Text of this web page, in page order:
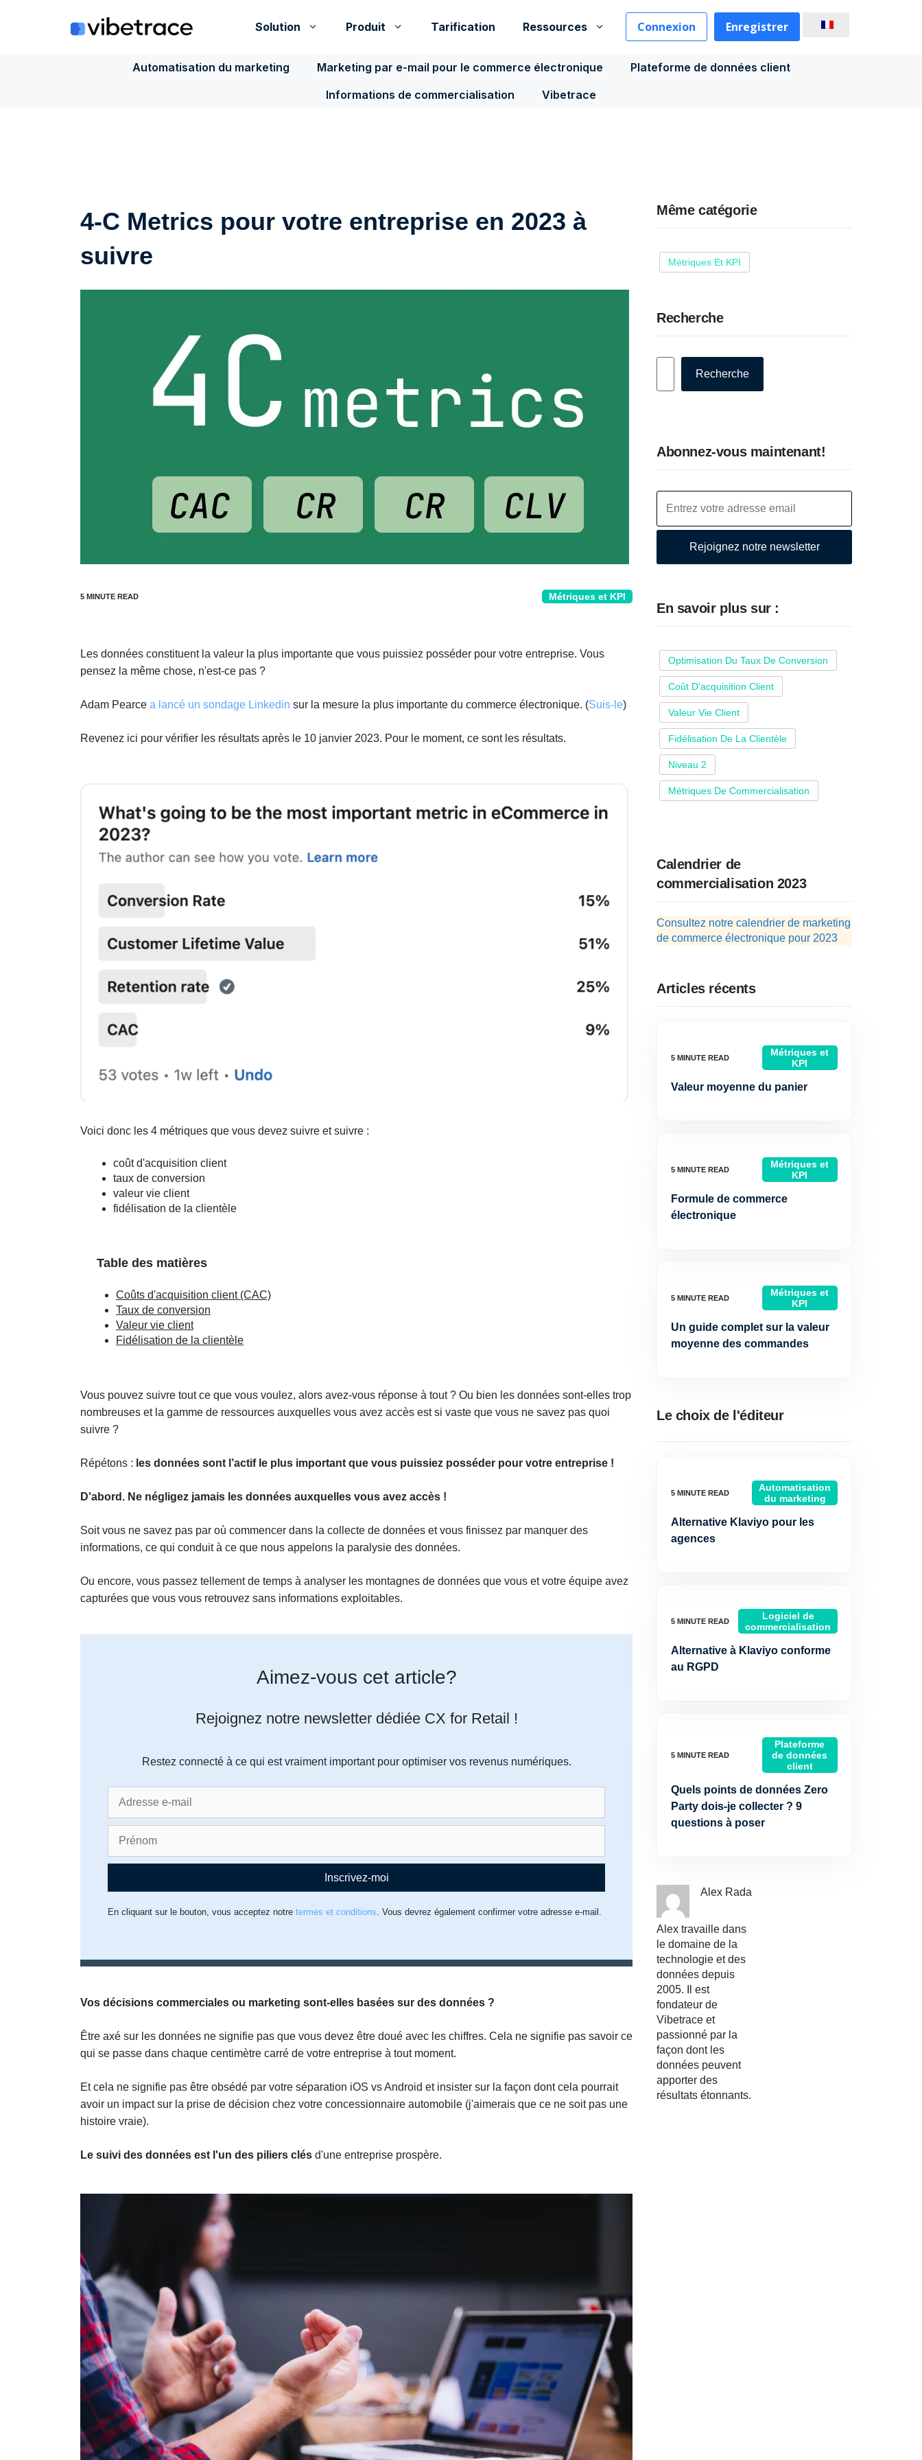
Solution Produit Tarification Ressources Connexion Enregistrer
Automatisation du marketing Marketing par e-mail pour le commerce électronique
Plateforme de données client
Informations de commercialisation
Vibetrace
4-C Metrics pour votre entreprise en 2023 à
suivre
Métriques et KPI
Les données constituent la valeur la plus importante que vous puissiez posséder pour votre entreprise. Vous
pensez la même chose, n'est-ce pas ?
Adam Pearce a lancé un sondage Linkedin sur la mesure la plus importante du commerce électronique. (Suis-le)
Revenez ici pour vérifier les résultats après le 10 janvier 2023. Pour le moment, ce sont les résultats.
Voici donc les 4 métriques que vous devez suivre et suivre :
coût d'acquisition client
taux de conversion
valeur vie client
fidélisation de la clientèle
Table des matières
Coûts d'acquisition client (CAC)
Taux de conversion
Valeur vie client
Fidélisation de la clientèle
Vous pouvez suivre tout ce que vous voulez, alors avez-vous réponse à tout ? Ou bien les données sont-elles trop
nombreuses et la gamme de ressources auxquelles vous avez accès est si vaste que vous ne savez pas quoi
suivre ?
Répétons : les données sont l’actif le plus important que vous puissiez posséder pour votre entreprise !
D'abord. Ne négligez jamais les données auxquelles vous avez accès !
Soit vous ne savez pas par où commencer dans la collecte de données et vous finissez par manquer des
informations, ce qui conduit à ce que nous appelons la paralysie des données.
Ou encore, vous passez tellement de temps à analyser les montagnes de données que vous et votre équipe avez
capturées que vous vous retrouvez sans informations exploitables.
Aimez-vous cet article?
Rejoignez notre newsletter dédiée CX for Retail !
Restez connecté à ce qui est vraiment important pour optimiser vos revenus numériques.
Inscrivez-moi
En cliquant sur le bouton, vous acceptez notretermes et conditions . Vous devrez également confirmer votre adresse e-mail.
Vos décisions commerciales ou marketing sont-elles basées sur des données ?
Être axé sur les données ne signifie pas que vous devez être doué avec les chiffres. Cela ne signifie pas savoir ce
qui se passe dans chaque centimètre carré de votre entreprise à tout moment.
Et cela ne signifie pas être obsédé par votre séparation iOS vs Android et insister sur la façon dont cela pourrait
avoir un impact sur la prise de décision chez votre concessionnaire automobile (j'aimerais que ce ne soit pas une
histoire vraie).
Le suivi des données est l'un des piliers clés d'une entreprise prospère.
Même catégorie
Métriques Et KPI
Recherche
Recherche
Abonnez-vous maintenant!
Rejoignez notre newsletter
En savoir plus sur :
Optimisation Du Taux De Conversion
Coût D'acquisition Client
Valeur Vie Client
Fidélisation De La Clientèle
Niveau 2
Métriques De Commercialisation
Calendrier de
commercialisation 2023
Consultez notre calendrier de marketing
de commerce électronique pour 2023
Articles récents
Métriques et
KPI
Valeur moyenne du panier
Métriques et
KPI
Formule de commerce
électronique
Métriques et
KPI
Un guide complet sur la valeur
moyenne des commandes
Le choix de l'éditeur
Automatisation
du marketing
Alternative Klaviyo pour les
agences
Logiciel de
commercialisation
Alternative à Klaviyo conforme
au RGPD
Plateforme
de données
client
Quels points de données Zero
Party dois-je collecter ? 9
questions à poser
Alex Rada
Alex travaille dans
le domaine de la
technologie et des
données depuis
2005. Il est
fondateur de
Vibetrace et
passionné par la
façon dont les
données peuvent
apporter des
résultats étonnants.